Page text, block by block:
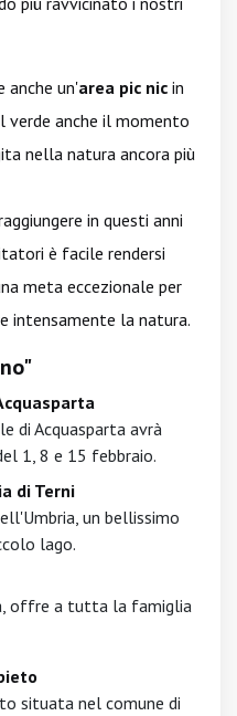
anche un'area pic nic in
verde anche il momento
nella natura ancora più
in questi anni
è facile rendersi
meta eccezionale per
intensamente la natura.
di Acquasparta avrà
1, 8 e 15 febbraio.
di Terni
un bellissimo
lago.
offre a tutta la famiglia
situata nel comune di